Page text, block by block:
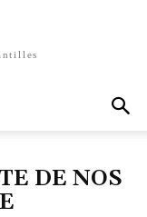
DE NOS